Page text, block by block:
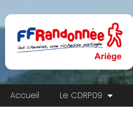
Accueil Le CDRP09